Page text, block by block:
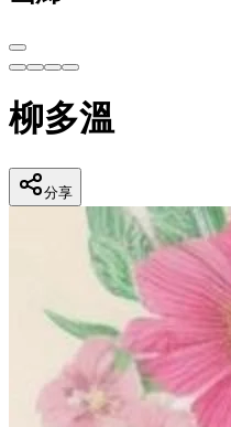
柳多溫
分享